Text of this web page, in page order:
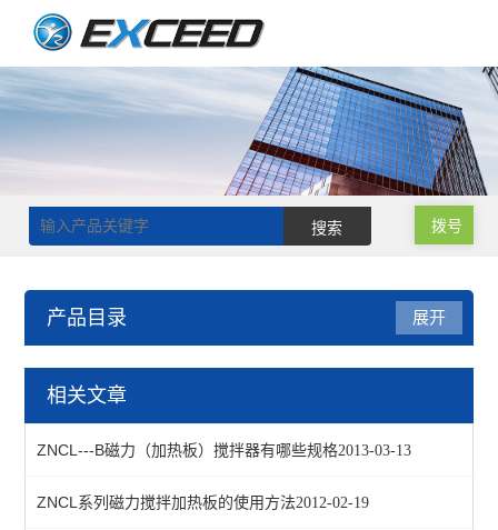
拨号
产品目录
磁力搅拌器
展开
相关文章
ZNCL---B磁力（加热板）搅拌器有哪些规格2013-03-13
ZNCL系列磁力搅拌加热板的使用方法2012-02-19